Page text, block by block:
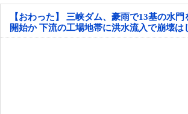
【おわった】 三峡ダム、豪雨で13基の水
開始か 下流の工場地帯に洪水流入で崩壊は